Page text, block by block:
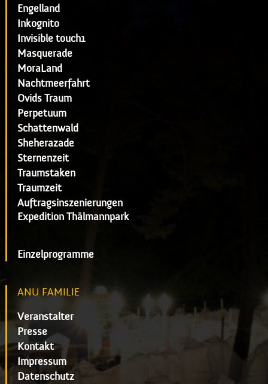
Engelland
Inkognito
Invisible touch1
Masquerade
MoraLand
Nachtmeerfahrt
Ovids Traum
Perpetuum
Schattenwald
Sheherazade
Sternenzeit
Traumstaken
Traumzeit
Auftragsinszenierungen
Expedition Thälmannpark
Einzelprogramme
ANU FAMILIE
Veranstalter
Presse
Kontakt
Impressum
Datenschutz